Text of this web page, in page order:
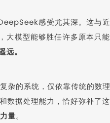
感受尤其深。这与近
大模型能够胜任许多原本只能
。
杂的系统，仅依靠传统的数理
数据处理能力，恰好弥补了这
量。